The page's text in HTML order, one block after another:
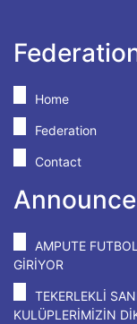
Home
Federation
Contact
AMPUTE
GİRİYOR
TEKERLEKLİ
KULÜPLERİMİZİN